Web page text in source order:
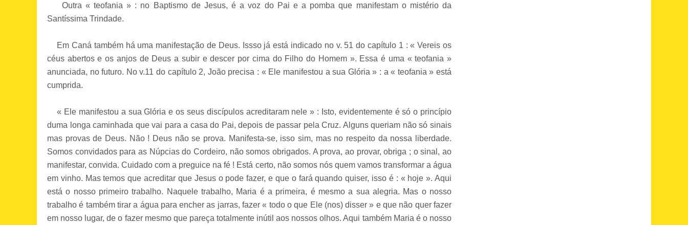
Outra « teofania » : no Baptismo de Jesus, é a voz do Pai e a pomba que manifestam o mistério da
Santíssima Trindade.
Em Caná também há uma manifestação de Deus. Issso já está indicado no v. 51 do capítulo 1 : « Vereis os
céus abertos e os anjos de Deus a subir e descer por cima do Filho do Homem ». Essa é uma « teofania »
anunciada, no futuro. No v.11 do capítulo 2, João precisa : « Ele manifestou a sua Glória » : a « teofania » está
cumprida.
« Ele manifestou a sua Glória e os seus discípulos acreditaram nele » : Isto, evidentemente é só o princípio
duma longa caminhada que vai para a casa do Pai, depois de passar pela Cruz. Alguns queriam não só sinais
mas provas de Deus. Não ! Deus não se prova. Manifesta-se, isso sim, mas no respeito da nossa liberdade.
Somos convidados para as Núpcias do Cordeiro, não somos obrigados. A prova, ao provar, obriga ; o sinal, ao
manifestar, convida. Cuidado com a preguice na fé ! Está certo, não somos nós quem vamos transformar a água
em vinho. Mas temos que acreditar que Jesus o pode fazer, e que o fará quando quiser, isso é : « hoje ». Aqui
está o nosso primeiro trabalho. Naquele trabalho, Maria é a primeira, é mesmo a sua alegria. Mas o nosso
trabalho é também tirar a água para encher as jarras, fazer « todo o que Ele (nos) disser » e que não quer fazer
em nosso lugar, de o fazer mesmo que pareça totalmente inútil aos nossos olhos. Aqui também Maria é o nosso